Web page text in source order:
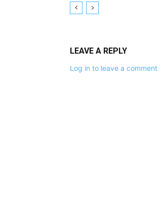
LEAVE A REPLY
Log in to leave a comment